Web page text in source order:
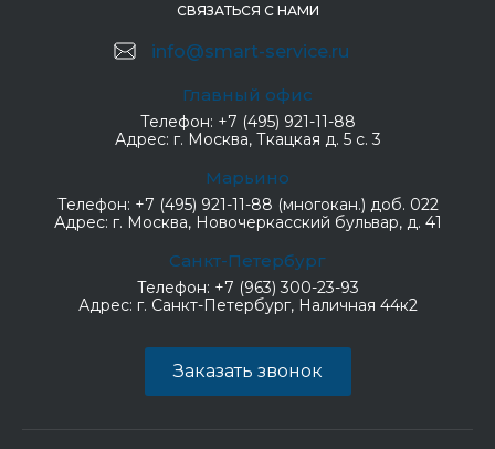
СВЯЗАТЬСЯ С НАМИ
info@smart-service.ru
Главный офис
Телефон: +7 (495) 921-11-88
Адрес: г. Москва, Ткацкая д. 5 с. 3
Марьино
Телефон: +7 (495) 921-11-88 (многокан.) доб. 022
Адрес: г. Москва, Новочеркасский бульвар, д. 41
Санкт-Петербург
Телефон: +7 (963) 300-23-93
Адрес: г. Санкт-Петербург, Наличная 44к2
Заказать звонок